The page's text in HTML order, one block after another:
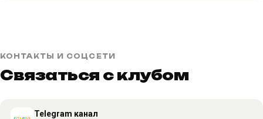
КОНТАКТЫ И СОЦСЕТИ
Связаться с клубом
Telegram канал